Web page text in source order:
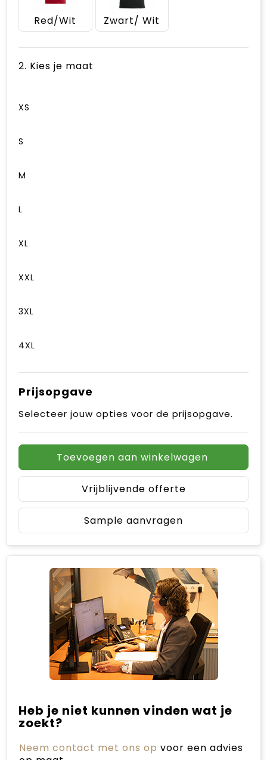
Red/Wit Zwart/ Wit
2. Kies je maat
XS
S
M
L
XL
XXL
3XL
4XL
Prijsopgave
Selecteer jouw opties voor de prijsopgave.
Toevoegen aan winkelwagen
Vrijblijvende offerte
Sample aanvragen
Heb je niet kunnen vinden wat je
zoekt?
Neem contact met ons op voor een advies